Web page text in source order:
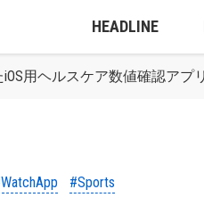
HEADLINE
用ヘルスケア数値確認アプ
#Sports